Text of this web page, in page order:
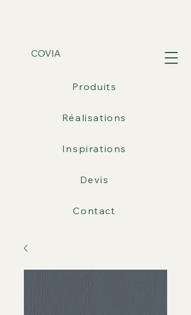
COVIA
Produits
Réalisations
Inspirations
Devis
Contact